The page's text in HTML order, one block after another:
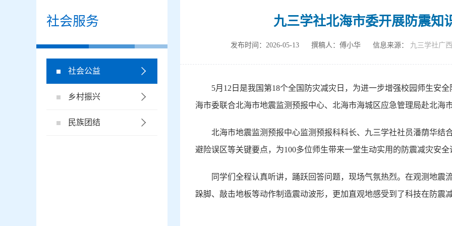
社会服务
社会公益
乡村振兴
民族团结
九三学社北海市委开展防震知
发布时间：2026-05-13 撰稿人：傅小华 信息来源： 九三学社广
5月12日是我国第18个全国防灾减灾日，为进一步增强校园师生安
海市委联合北海市地震监测预报中心、北海市海城区应急管理局赴北海
北海市地震监测预报中心监测预报科科长、九三学社社员潘荫华结
避险误区等关键要点，为100多位师生带来一堂生动实用的防震减灾安全
同学们全程认真听讲，踊跃回答问题，现场气氛热烈。在观测地震
跺脚、敲击地板等动作制造震动波形，更加直观地感受到了科技在防震